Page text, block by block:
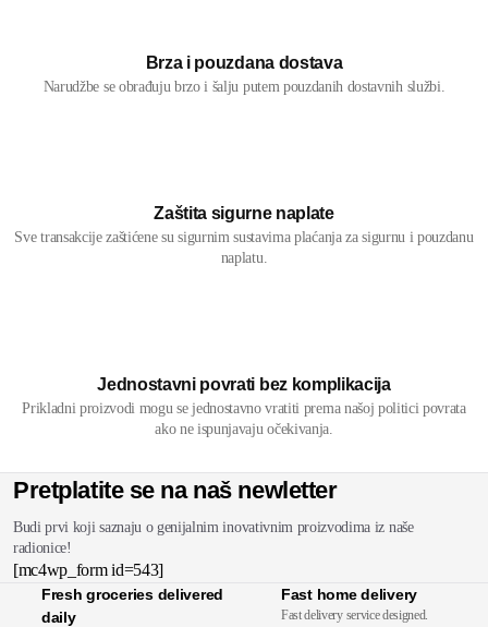
Brza i pouzdana dostava
Narudžbe se obrađuju brzo i šalju putem pouzdanih dostavnih službi.
Zaštita sigurne naplate
Sve transakcije zaštićene su sigurnim sustavima plaćanja za sigurnu i pouzdanu
naplatu.
Jednostavni povrati bez komplikacija
Prikladni proizvodi mogu se jednostavno vratiti prema našoj politici povrata
ako ne ispunjavaju očekivanja.
Pretplatite se na naš newletter
Budi prvi koji saznaju o genijalnim inovativnim proizvodima iz naše
radionice!
[mc4wp_form id=543]
Fresh groceries delivered
daily
Fast home delivery
Fast delivery service designed.